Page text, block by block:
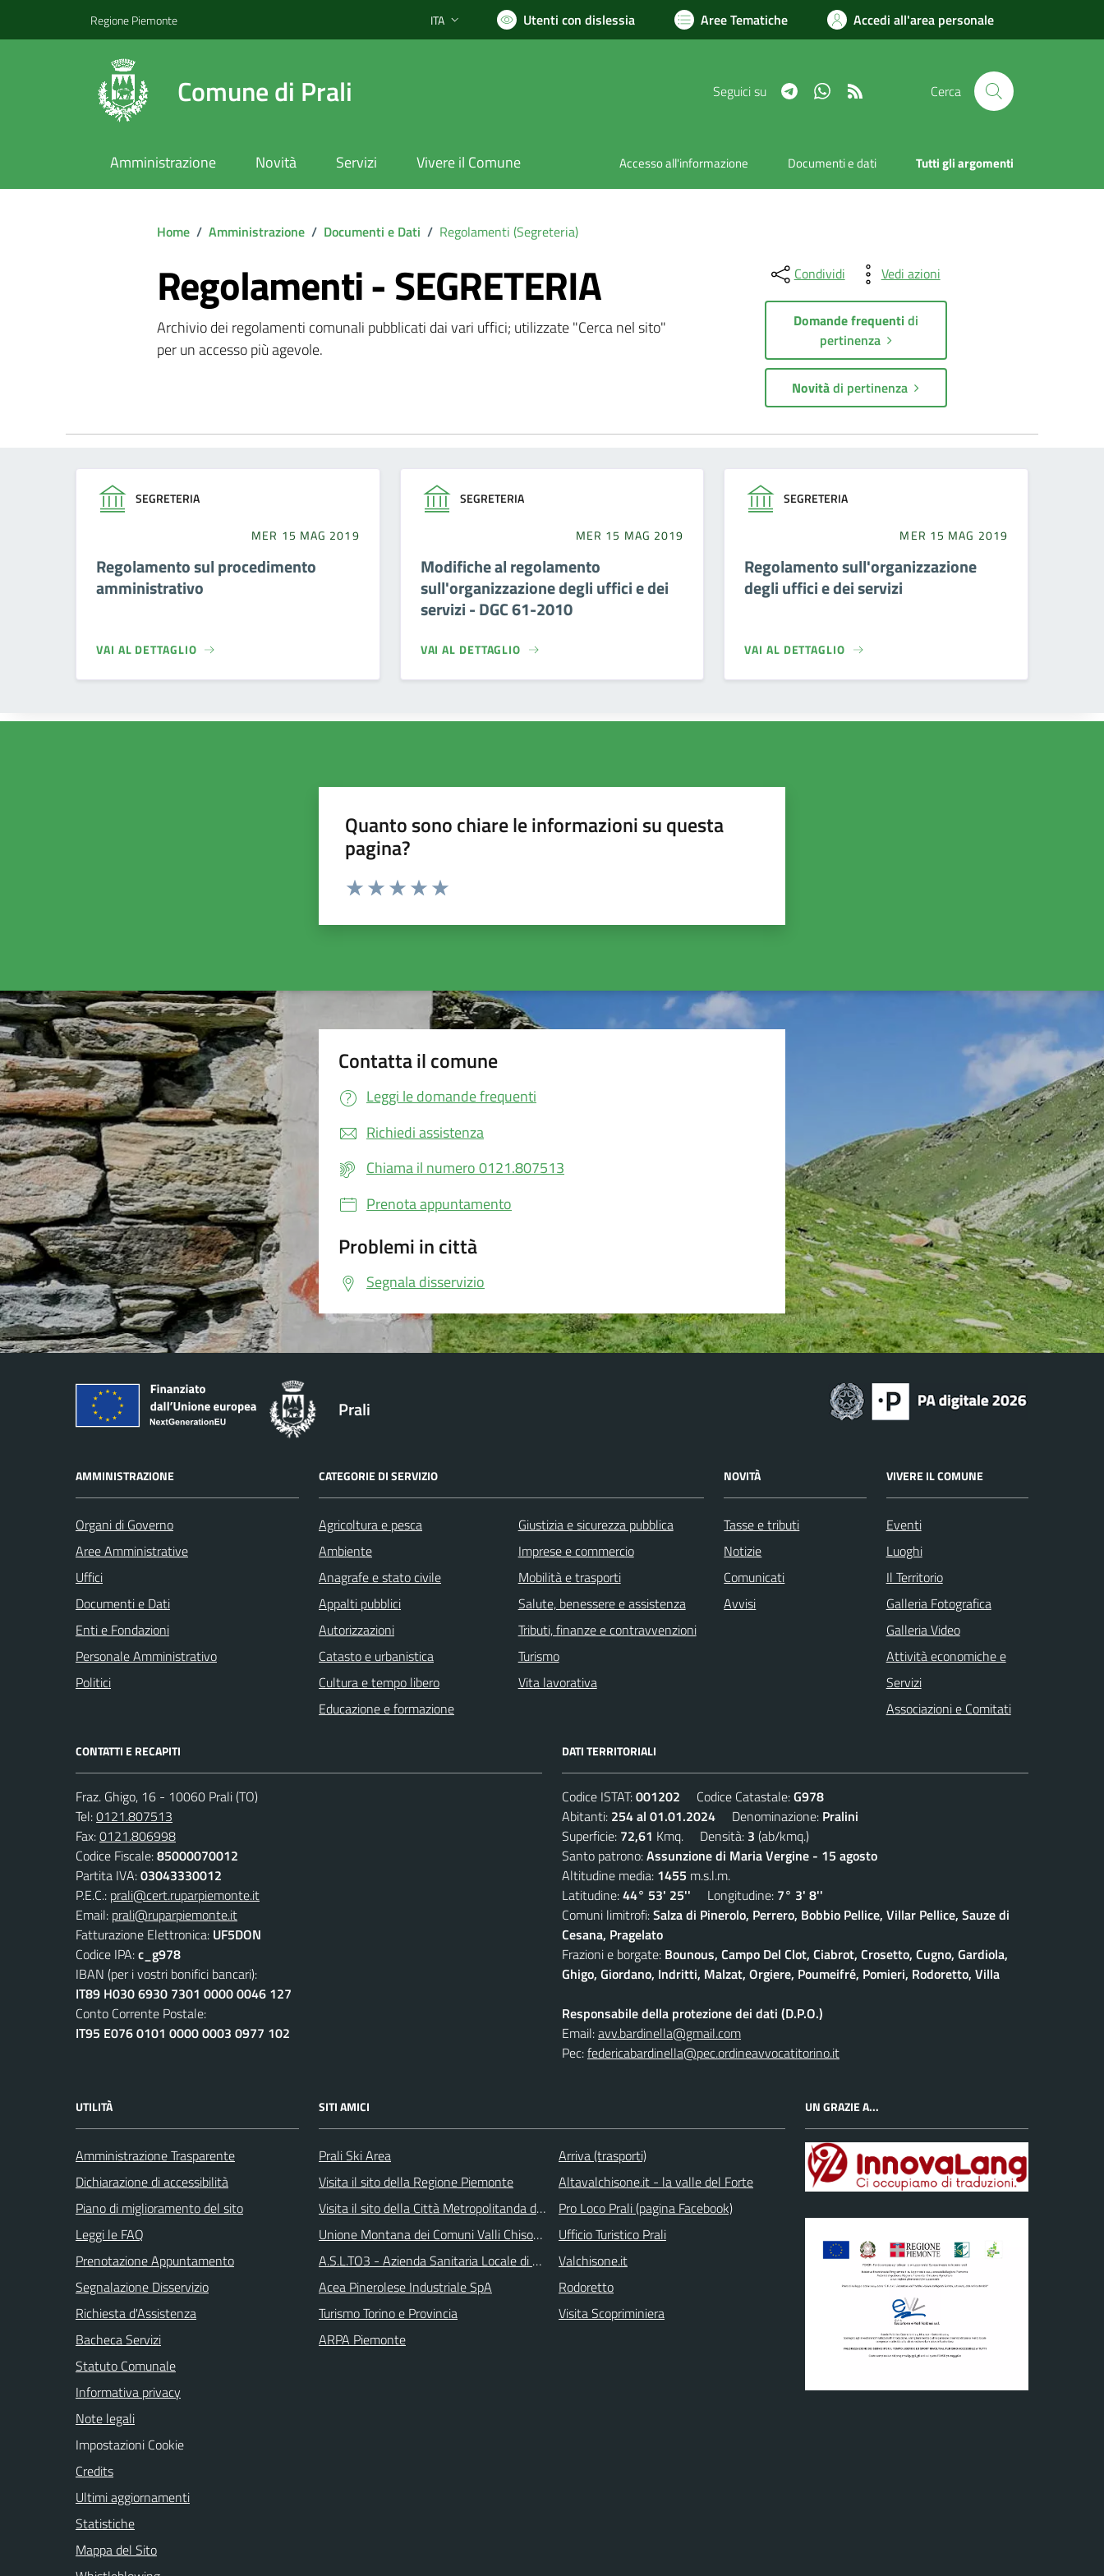
Regione Piemonte Lingua attiva:
ITA Utenti con dislessia Aree Tematiche Accedi all'area personale
Comune di Prali Seguici su TelegramWhatsapp Cerca
Amministrazione Novità Servizi Vivere il Comune Accesso all'informazione Documenti e dati Tutti gli argomenti
Home / Amministrazione / Documenti e Dati / Regolamenti (Segreteria)
Regolamenti - SEGRETERIA
Archivio dei regolamenti comunali pubblicati dai vari uffici; utilizzate "Cerca nel sito"
per un accesso più agevole.
Condividi Vedi azioni
Domande frequentidi
pertinenza
Novitàdi pertinenza
SEGRETERIA
MER 15 MAG 2019
Regolamento sul procedimento
amministrativo
VAI AL DETTAGLIO
SEGRETERIA
MER 15 MAG 2019
Modifiche al regolamento
sull'organizzazione degli uffici e dei
servizi - DGC 61-2010
VAI AL DETTAGLIO
SEGRETERIA
MER 15 MAG 2019
Regolamento sull'organizzazione
degli uffici e dei servizi
VAI AL DETTAGLIO
Quanto sono chiare le informazioni su questa
pagina?
Valuta da 1 a 5 stelle la pagina
Contatta il comune
Leggi le domande frequenti
Richiedi assistenza
Chiama il numero 0121.807513
Prenota appuntamento
Problemi in città
Segnala disservizio
Prali
AMMINISTRAZIONE
Organi di Governo
Aree Amministrative
Uffici
Documenti e Dati
Enti e Fondazioni
Personale Amministrativo
Politici
CATEGORIE DI SERVIZIO
Agricoltura e pesca
Ambiente
Anagrafe e stato civile
Appalti pubblici
Autorizzazioni
Catasto e urbanistica
Cultura e tempo libero
Educazione e formazione
Giustizia e sicurezza pubblica
Imprese e commercio
Mobilità e trasporti
Salute, benessere e assistenza
Tributi, finanze e contravvenzioni
Turismo
Vita lavorativa
NOVITÀ
Tasse e tributi
Notizie
Comunicati
Avvisi
VIVERE IL COMUNE
Eventi
Luoghi
Il Territorio
Galleria Fotografica
Galleria Video
Attività economiche e
Servizi
Associazioni e Comitati
CONTATTI E RECAPITI
Fraz. Ghigo, 16 - 10060 Prali (TO)
Tel:0121.807513
Fax:0121.806998
Codice Fiscale:85000070012
Partita IVA:03043330012
P.E.C.: prali@cert.ruparpiemonte.it
Email: prali@ruparpiemonte.it
Fatturazione Elettronica: UF5DON
Codice IPA:c_g978
IBAN (per i vostri bonifici bancari):
IT89 H030 6930 7301 0000 0046 127
Conto Corrente Postale:
IT95 E076 0101 0000 0003 0977 102
DATI TERRITORIALI
Codice ISTAT:001202 Codice Catastale:G978
Abitanti: 254 al 01.01.2024 Denominazione: Pralini
Superficie: 72,61 Kmq. Densità: 3 (ab/kmq.)
Santo patrono:Assunzione di Maria Vergine - 15 agosto
Altitudine media: 1455 m.s.l.m.
Latitudine:44° 53' 25'' Longitudine: 7° 3' 8''
Comuni limitrofi:Salza di Pinerolo, Perrero, Bobbio Pellice, Villar Pellice, Sauze di
Cesana, Pragelato
Frazioni e borgate: Bounous, Campo Del Clot, Ciabrot, Crosetto, Cugno, Gardiola,
Ghigo, Giordano, Indritti, Malzat, Orgiere, Poumeifré, Pomieri, Rodoretto, Villa
Responsabile della protezione dei dati (D.P.O.)
Email:avv.bardinella@gmail.com
Pec:federicabardinella@pec.ordineavvocatitorino.it
UTILITÀ
Amministrazione Trasparente
Dichiarazione di accessibilità
Piano di miglioramento del sito
Leggi le FAQ
Prenotazione Appuntamento
Segnalazione Disservizio
Richiesta d'Assistenza
Bacheca Servizi
Statuto Comunale
Informativa privacy
Note legali
Impostazioni Cookie
Credits
Ultimi aggiornamenti
Statistiche
Mappa del Sito
SITI AMICI
Prali Ski Area
Visita il sito della Regione Piemonte
Visita il sito della Città Metropolitanda di Torino
Unione Montana dei Comuni Valli Chisone e Germanasca
A.S.L.TO3 - Azienda Sanitaria Locale di Collegno e Pinerolo
Acea Pinerolese Industriale SpA
Turismo Torino e Provincia
ARPA Piemonte
Arriva (trasporti)
Altavalchisone.it - la valle del Forte
Pro Loco Prali (pagina Facebook)
Ufficio Turistico Prali
Valchisone.it
Rodoretto
Visita Scopriminiera
UN GRAZIE A...